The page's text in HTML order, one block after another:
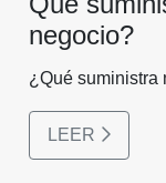
negocio?
¿Qué suministra
LEER